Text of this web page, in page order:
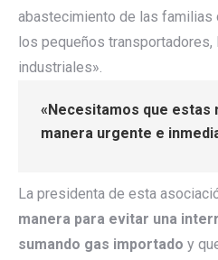
abastecimiento de las familias
los pequeños
industriales».
«Necesitamos que estas
manera urgente e
La presidenta de esta
manera para evitar una
sumando gas importado y